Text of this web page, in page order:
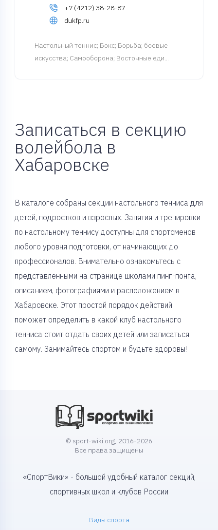
+7 (4212) 38-28-87
dukfp.ru
Настольный теннис; Бокс; Борьба; боевые
искусства; Самооборона; Восточные еди...
Записаться в секцию
волейбола в
Хабаровске
В каталоге собраны секции настольного тенниса для
детей, подростков и взрослых. Занятия и тренировки
по настольному теннису доступны для спортсменов
любого уровня подготовки, от начинающих до
профессионалов. Внимательно ознакомьтесь с
представленными на странице школами пинг-понга,
описанием, фотографиями и расположением в
Хабаровске. Этот простой порядок действий
поможет определить в какой клуб настольного
тенниса стоит отдать своих детей или записаться
самому. Занимайтесь спортом и будьте здоровы!
© sport-wiki.org, 2016-2026
Все права защищены
«СпортВики» - большой удобный каталог секций,
спортивных школ и клубов России
Виды спорта